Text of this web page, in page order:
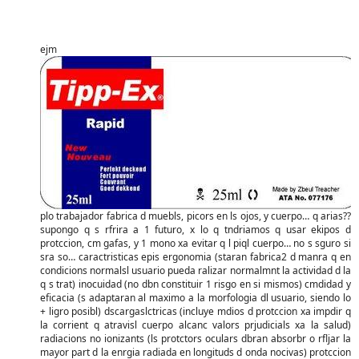
ejm
plo trabajador fabrica d muebls, picors en ls ojos, y cuerpo… q arias??
supongo q s rfrira a 1 futuro, x lo q tndriamos q usar ekipos d
protccion, cm gafas, y 1 mono xa evitar q l piql cuerpo… no s sguro si
sra so… caractristicas epis ergonomia (staran fabrica2 d manra q en
condicions normalsl usuario pueda ralizar normalmnt la actividad d la
q s trat) inocuidad (no dbn constituir 1 risgo en si mismos) cmdidad y
eficacia (s adaptaran al maximo a la morfologia dl usuario, siendo lo
+ ligro posibl) dscargaslctricas (incluye mdios d protccion xa impdir q
la corrient q atravisl cuerpo alcanc valors prjudicials xa la salud)
radiacions no ionizants (ls protctors oculars dbran absorbr o rfljar la
mayor part d la enrgia radiada en longituds d onda nocivas) protccion